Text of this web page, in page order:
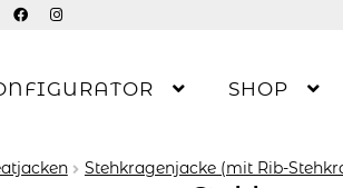
SHOP
Stehkragenjacke (mit Rib-